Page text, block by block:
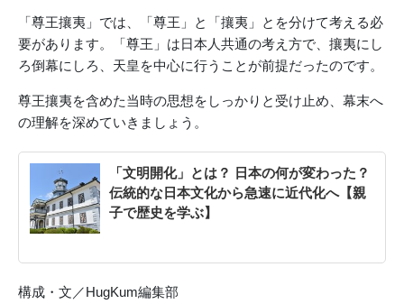
「尊王攘夷」では、「尊王」と「攘夷」とを分けて考える必
要があります。「尊王」は日本人共通の考え方で、攘夷にし
ろ倒幕にしろ、天皇を中心に行うことが前提だったのです。
尊王攘夷を含めた当時の思想をしっかりと受け止め、幕末へ
の理解を深めていきましょう。
「文明開化」とは？ 日本の何が変わった？
伝統的な日本文化から急速に近代化へ【親
子で歴史を学ぶ】
構成・文／HugKum編集部